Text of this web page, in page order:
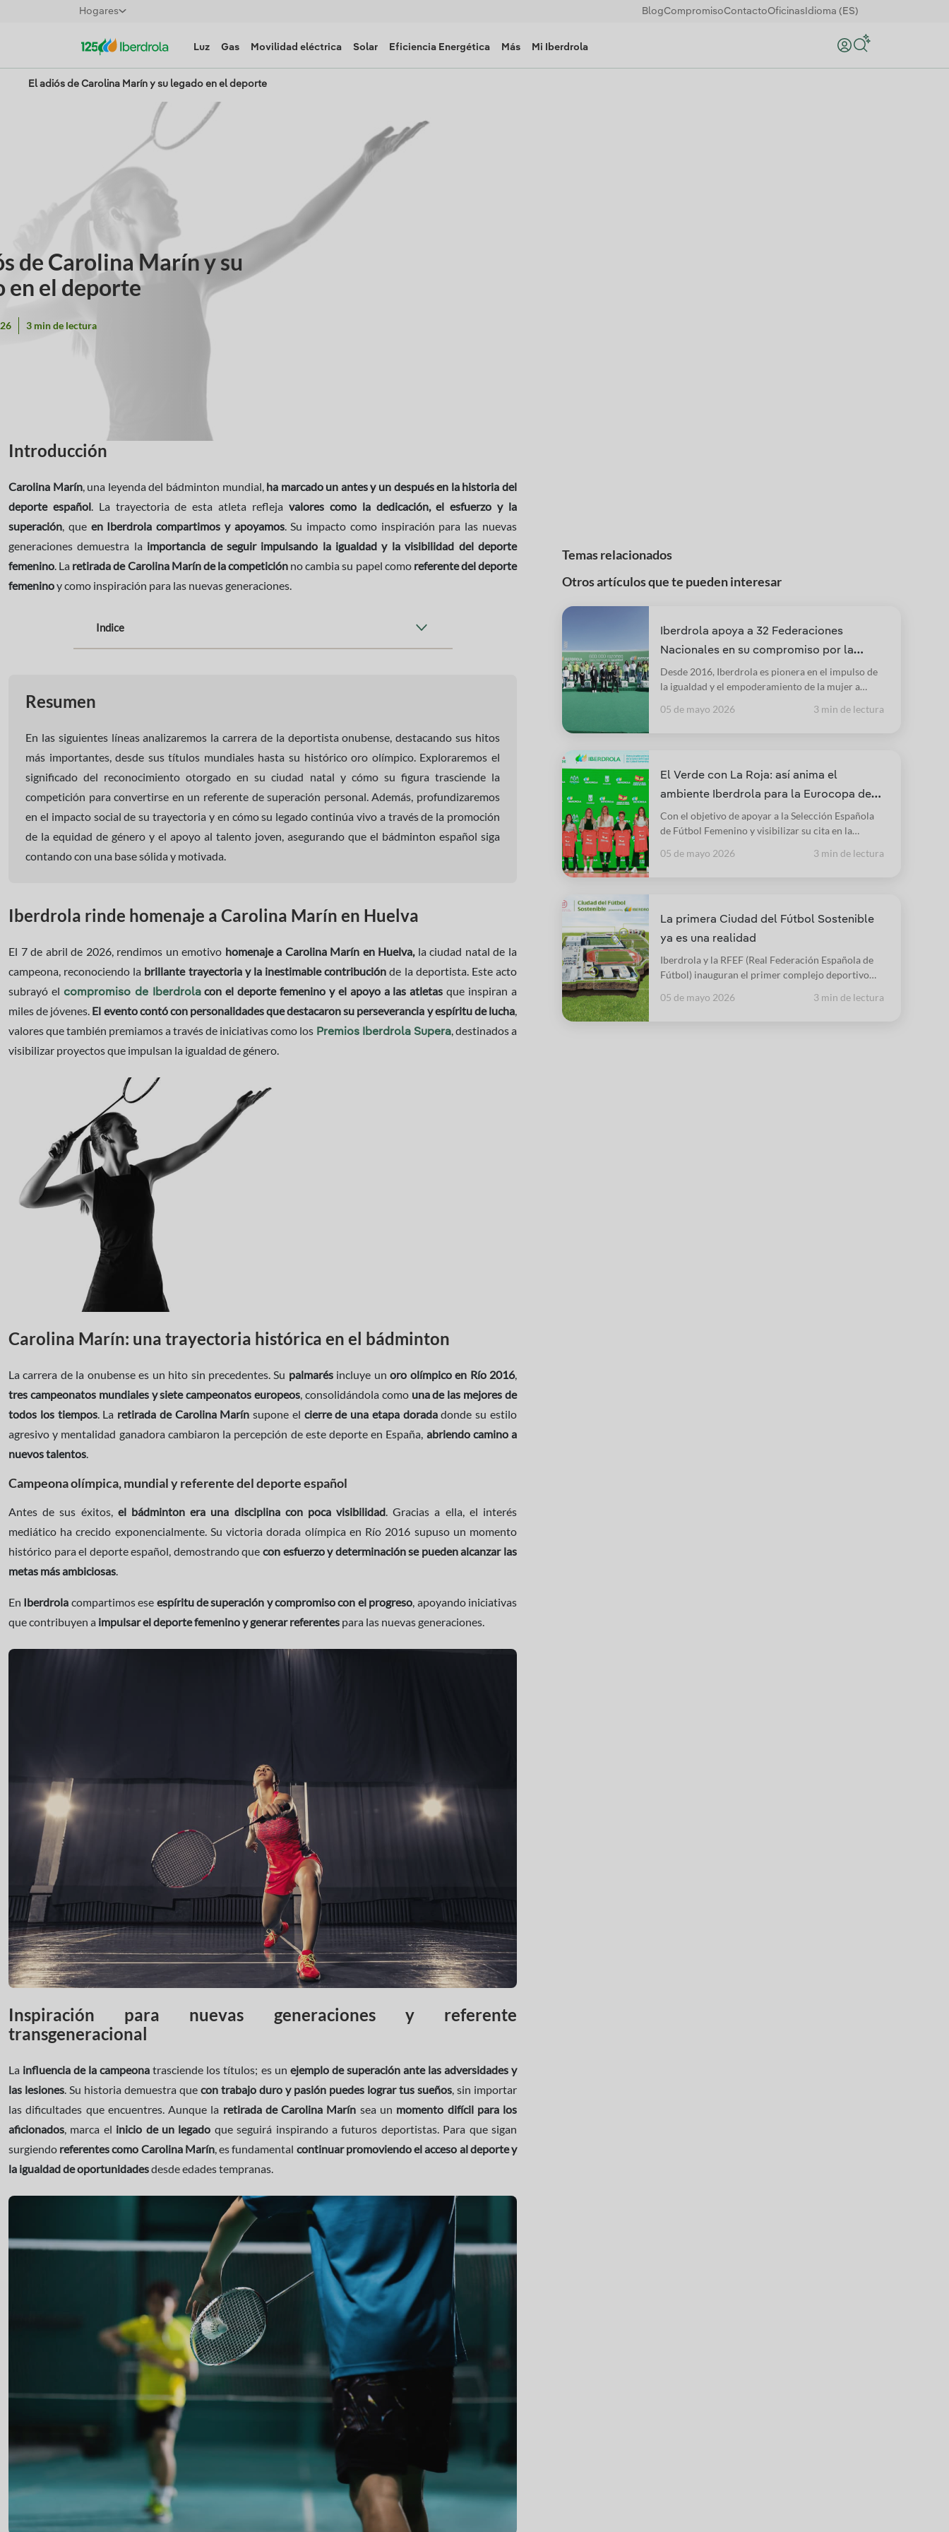
Hogares BlogCompromisoContactoOficinas Idioma (ES)
Luz Gas Movilidad eléctrica Solar Eficiencia Energética Más Mi Iberdrola Buscar
El adiós de Carolina Marín y su legado en el deporte
de Carolina Marín y su
en el deporte
3 min de lectura
Introducción
Carolina Marín, una leyenda del bádminton mundial, ha marcado un antes y un después en la historia del
deporte español. La trayectoria de esta atleta refleja valores como la dedicación, el esfuerzo y la
superación, que en Iberdrola compartimos y apoyamos. Su impacto como inspiración para las nuevas
generaciones demuestra la importancia de seguir impulsando la igualdad y la visibilidad del deporte
femenino. La retirada de Carolina Marín de la competición no cambia su papel como referente del deporte
femeninoy como inspiración para las nuevas generaciones.
Indice
Resumen
En las siguientes líneas analizaremos la carrera de la deportista onubense, destacando sus hitos
más importantes, desde sus títulos mundiales hasta su histórico oro olímpico. Exploraremos el
significado del reconocimiento otorgado en su ciudad natal y cómo su figura trasciende la
competición para convertirse en un referente de superación personal. Además, profundizaremos
en el impacto social de su trayectoria y en cómo su legado continúa vivo a través de la promoción
de la equidad de género y el apoyo al talento joven, asegurando que el bádminton español siga
contando con una base sólida y motivada.
Iberdrola rinde homenaje a Carolina Marín en Huelva
El 7 de abril de 2026, rendimos un emotivo homenaje a Carolina Marín en Huelva,la ciudad natal de la
campeona, reconociendo la brillante trayectoria y la inestimable contribución de la deportista. Este acto
subrayó el compromiso de Iberdrolacon el deporte femenino y el apoyo a las atletas que inspiran a
miles de jóvenes. El evento contó con personalidades que destacaron su perseverancia y espíritu de lucha,
valores que también premiamos a través de iniciativas como los Premios Iberdrola Supera, destinados a
visibilizar proyectos que impulsan la igualdad de género.
Carolina Marín: una trayectoria histórica en el bádminton
La carrera de la onubense es un hito sin precedentes. Su palmarésincluye unoro olímpico en Río 2016,
tres campeonatos mundiales y siete campeonatos europeos, consolidándola como una de las mejores de
todos los tiempos. La retirada de Carolina Marín supone el cierre de una etapa doradadonde su estilo
agresivo y mentalidad ganadora cambiaron la percepción de este deporte en España, abriendo camino a
nuevos talentos.
Campeona olímpica, mundial y referente del deporte español
Antes de sus éxitos, el bádminton era una disciplina con poca visibilidad. Gracias a ella, el interés
mediático ha crecido exponencialmente. Su victoria dorada olímpica en Río 2016 supuso un momento
histórico para el deporte español, demostrando que con esfuerzo y determinación se pueden alcanzar las
metas más ambiciosas.
En Iberdrola compartimos ese espíritu de superación y compromiso con el progreso, apoyando iniciativas
que contribuyen a impulsar el deporte femenino y generar referentes para las nuevas generaciones.
Inspiración para nuevas generaciones y referente
transgeneracional
La influencia de la campeona trasciende los títulos; es un ejemplo de superación ante las adversidades y
las lesiones. Su historia demuestra que con trabajo duro y pasión puedes lograr tus sueños, sin importar
las dificultades que encuentres. Aunque la retirada de Carolina Marín sea un momento difícil para los
aficionados, marca el inicio de un legado que seguirá inspirando a futuros deportistas. Para que sigan
surgiendo referentes como Carolina Marín, es fundamental continuar promoviendo el acceso al deporte y
la igualdad de oportunidadesdesde edades tempranas.
Temas relacionados
Otros artículos que te pueden interesar
Iberdrola apoya a 32 Federaciones
Nacionales en su compromiso por la
igualdad
Desde 2016, Iberdrola es pionera en el impulso de
la igualdad y el empoderamiento de la mujer a
amplía su radio de acción beneficiando a más de
05 de mayo 2026 3 min de lectura
El Verde con La Roja: así anima el
ambiente Iberdrola para la Eurocopa de
fútbol femenino
Con el objetivo de apoyar a la Selección Española
de Fútbol Femenino y visibilizar su cita en la
Somos El Verde", una campaña que incluye un
05 de mayo 2026 3 min de lectura
La primera Ciudad del Fútbol Sostenible
ya es una realidad
Iberdrola y la RFEF (Real Federación Española de
Fútbol) inauguran el primer complejo deportivo
Las Rozas.
05 de mayo 2026 3 min de lectura